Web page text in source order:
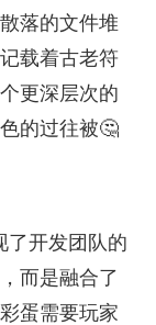
落的文件堆
载着古老符
更深层次的
的过往被🤔
了开发团队的
而是融合了
蛋需要玩家